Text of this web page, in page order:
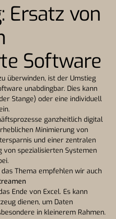
Ersatz von
Software
überwinden, ist der Umstieg
unabdingbar. Dies kann
Stange) oder eine individuell
ganzheitlich digital
Minimierung von
und einer zentralen
von spezialisierten Systemen
Thema empfehlen wir auch
Ende von Excel. Es kann
dienen, um Daten
in kleinerem Rahmen.